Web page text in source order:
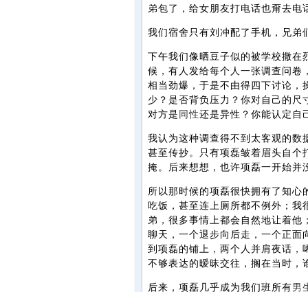
弟包了，给女朋友打电话也甭去
我们宿舍只有刘冲配了手机，兄弟
下午我们像晒豆子似的被学校撒在
候，有人发给每个人一张调查问卷
相当劲爆，于是不由得四下讨论，
少？是否背负压力？你对自己的
对方是同性还是异性？你能认定自
我认为这种调查得不到太客观的数
甚至传抄。只有项磊皱着眉头自个
掩。后来想想，也许项磊一开始并
所以那时候的项磊很快拥有了知
吃饭，甚至连上厕所都不例外；我
弟，很多事情上都会自然地让着
聊天，一个退步向后走，一个正面
到项磊的铺上，两个人并肩夜话，
不够表达的暧昧交往，搁在当时，
后来，项磊几乎成为我们班所有男